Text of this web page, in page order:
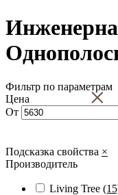
Фильтр по параметрам
×
Цена
От
Подсказка свойства ×
Производитель
Living Tree